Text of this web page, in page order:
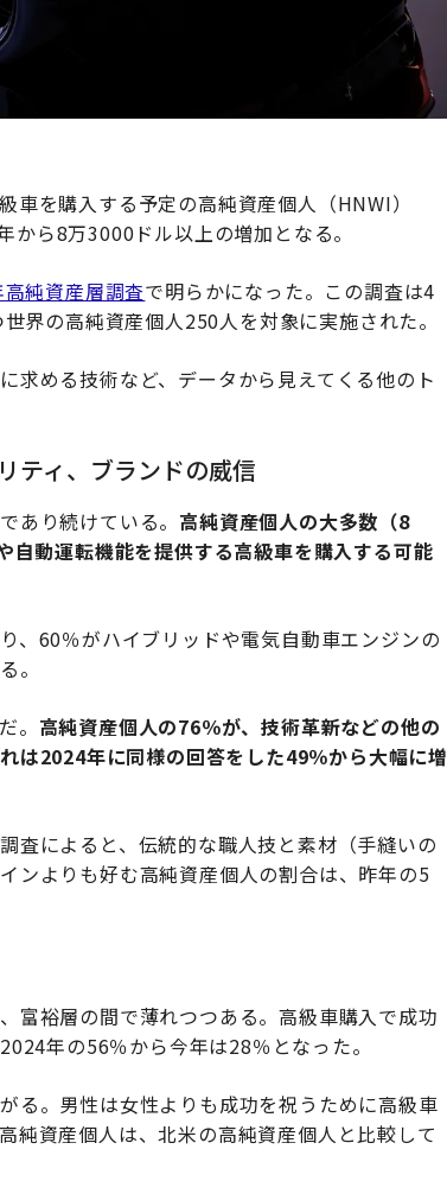
を購入する予定の高純資産個人（HNWI）
ら8万3000ドル以上の増加となる。
純資産層調査で明らかになった。この調査は4
界の高純資産個人250人を対象に実施された。
求める技術など、データから見えてくる他のト
ティ、ブランドの威信
あり続けている。 高純資産個人の大多数（8
動運転機能を提供する高級車を購入する可能
、60％がハイブリッドや電気自動車エンジンの
。
。 高純資産個人の76％が、技術革新などの他の
は2024年に同様の回答をした49％から大幅に増
査によると、伝統的な職人技と素材（手縫いの
ンよりも好む高純資産個人の割合は、昨年の5
富裕層の間で薄れつつある。高級車購入で成功
年の56％から今年は28％となった。
る。男性は女性よりも成功を祝うために高級車
純資産個人は、北米の高純資産個人と比較して